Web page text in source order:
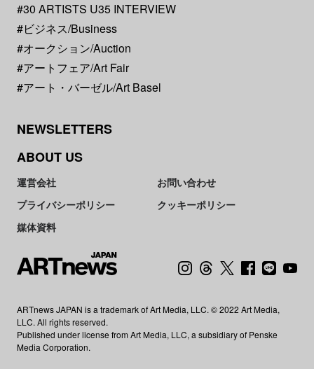
#30 ARTISTS U35 INTERVIEW
#ビジネス/Business
#オークション/Auction
#アートフェア/Art Fair
#アート・バーゼル/Art Basel
NEWSLETTERS
ABOUT US
運営会社
お問い合わせ
プライバシーポリシー
クッキーポリシー
媒体資料
ARTnews JAPAN is a trademark of Art Media, LLC. © 2022 Art Media,
LLC. All rights reserved.
Published under license from Art Media, LLC, a subsidiary of Penske
Media Corporation.